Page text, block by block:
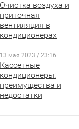
Очистка воздуха и
приточная
вентиляция в
кондиционерах
13 мая 2023 / 23:16
Кассетные
кондиционеры:
преимущества и
недостатки